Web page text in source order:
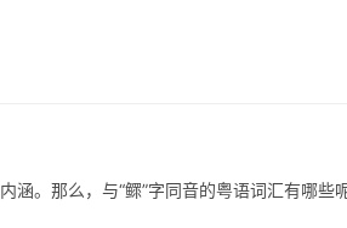
那么，与“鳏”字同音的粤语词汇有哪些呢